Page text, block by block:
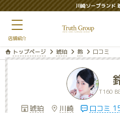
川崎ソープランド
トップページ 琥珀 鈴 口コミ
T160
琥珀 川崎 口コミ